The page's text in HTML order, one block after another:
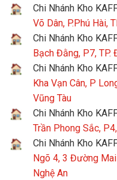
Chi Nhánh Kho
Võ Dân, P.Phú Hài,
Chi Nhánh Kho
Bạch Đằng, P7,
Chi Nhánh Kho
Kha Vạn Cân, P
Vũng Tàu
Chi Nhánh Kho
Trần Phong Sắc,
Chi Nhánh Kho
Ngõ 4, 3 Đường
Nghệ An